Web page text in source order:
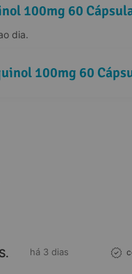
100mg 60
dia.
100mg 60
há 3 dias